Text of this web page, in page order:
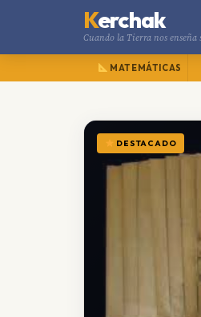
Kerchak
Cuando la Tierra nos enseña
MATEMÁTICAS
DESTACADO